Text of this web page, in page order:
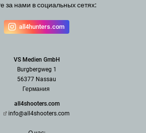
за нами в социальных сетях:
all4hunters.com
VS Medien GmbH
Burgbergweg 1
56377 Nassau
Германия
all4shooters.com
info@all4shooters.com